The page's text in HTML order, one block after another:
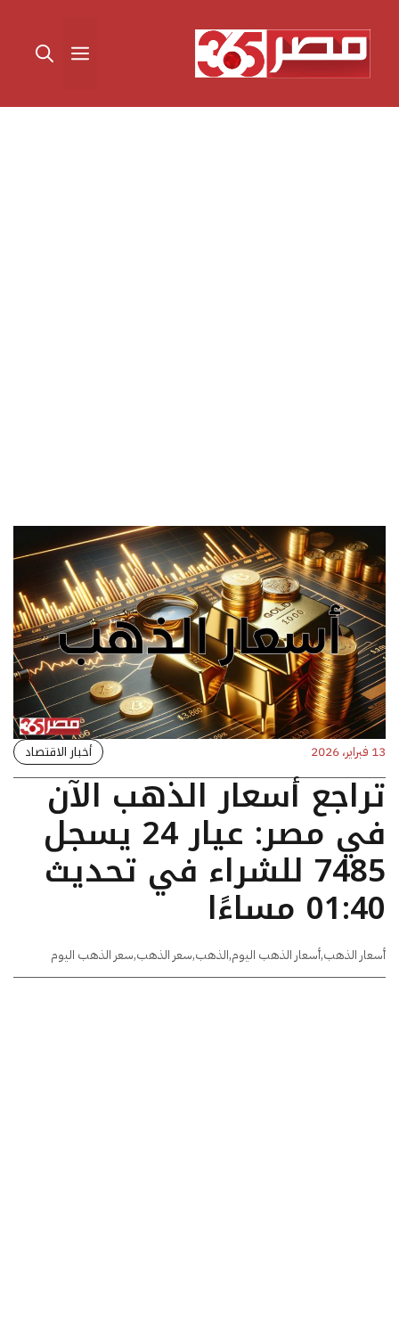
المحتوى القائمة
13 فبراير، 2026 أخبار الاقتصاد
تراجع أسعار الذهب الآن
في مصر: عيار 24 يسجل
7485 للشراء في تحديث
01:40 مساءًا
أسعار الذهب,أسعار الذهب اليوم,الذهب,سعر الذهب,سعر الذهب اليوم